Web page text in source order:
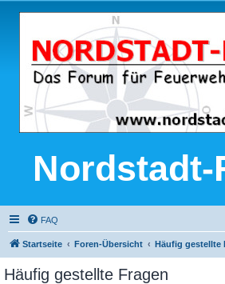
Nordstadt-
FAQ
Startseite Foren-Übersicht Häufig gestellte
Häufig gestellte Fragen